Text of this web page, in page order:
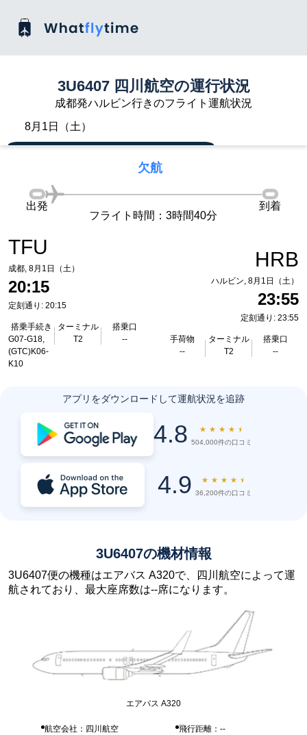
3U6407 四川航空の運行状況
成都発ハルビン行きのフライト運航状況
8月1日（土）
欠航
TFU
成都, 8月1日（土）
20:15
定刻通り: 20:15
搭乗手続き
G07-G18,
(GTC)K06-
K10
ターミナル
T2
搭乗口
--
出発
フライト時間：3時間40分
到着
HRB
ハルビン, 8月1日（土）
23:55
定刻通り: 23:55
手荷物
--
ターミナル
T2
搭乗口
--
アプリをダウンロードして運航状況を追跡
4.8 ★ ★ ★ ★ ★
504,000件の口コミ
4.9 ★ ★ ★ ★ ★
36,200件の口コミ
3U6407の機材情報
3U6407便の機種はエアバス A320で、四川航空によって運
航されており、最大座席数は--席になります。
エアバス A320
航空会社：四川航空
飛行距離：--